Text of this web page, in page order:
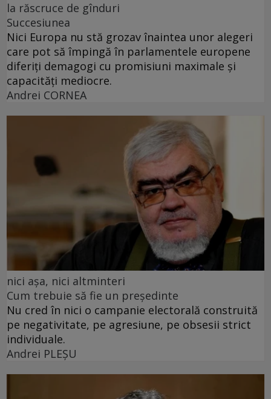
la răscruce de gînduri
Succesiunea
Nici Europa nu stă grozav înaintea unor alegeri
care pot să împingă în parlamentele europene
diferiți demagogi cu promisiuni maximale și
capacități mediocre.
Andrei CORNEA
nici așa, nici altminteri
Cum trebuie să fie un președinte
Nu cred în nici o campanie electorală construită
pe negativitate, pe agresiune, pe obsesii strict
individuale.
Andrei PLEŞU